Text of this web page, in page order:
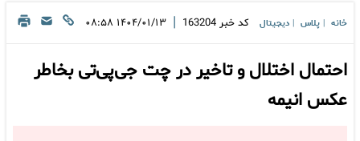
خانه پلاس دیجیتال کد خبر 163204
| ۱۴۰۴/۰۱/۱۳ ۰۸:۵۸
احتمال اختلال و تاخیر در چت جی‌پی‌تی بخاطر
عکس انیمه